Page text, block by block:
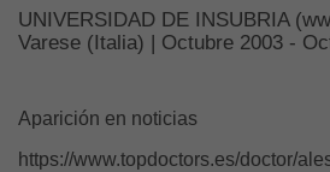
UNIVERSIDAD DE INSUBRIA
Varese (Italia) | Octubre 2003 -
Aparición en noticias
https://www.topdoctors.es/doctor/